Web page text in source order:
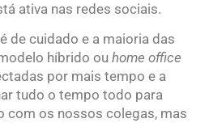
ativa nas redes sociais.
de cuidado e a maioria das
híbrido ou home office
por mais tempo e a
tudo o tempo todo para
com os nossos colegas, mas